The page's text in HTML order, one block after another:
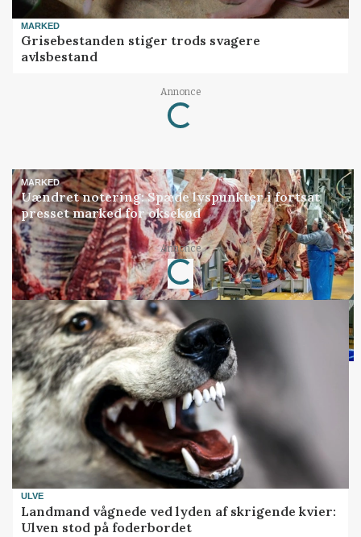
MARKED
Grisebestanden stiger trods svagere
avlsbestand
Annonce
Loading...
MARKED
Uændret notering: Spæde lyspunkter i fortsat
presset marked for oksekød
Annonce
Loading...
ULVE
Landmand vågnede ved lyden af skrigende kvier:
Ulven stod på foderbordet